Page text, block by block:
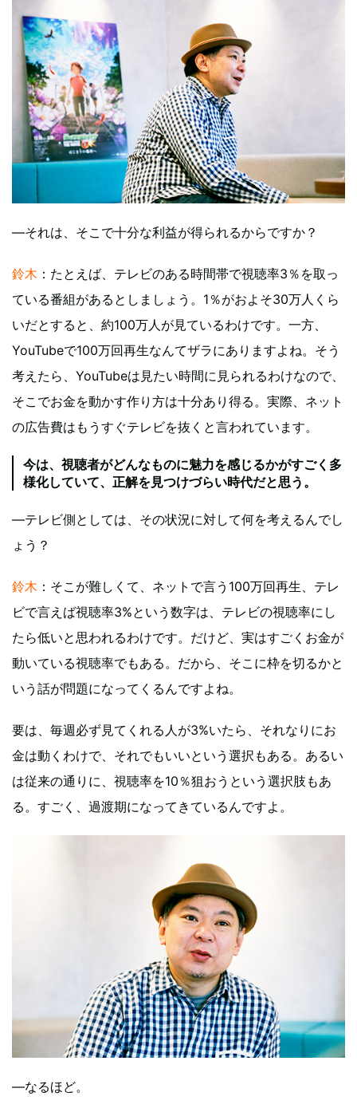
―それは、そこで十分な利益が得られるからですか？
鈴木 ：たとえば、テレビのある時間帯で視聴率3％を取っ
ている番組があるとしましょう。1％がおよそ30万人くら
いだとすると、約100万人が見ているわけです。一方、
YouTubeで100万回再生なんてザラにありますよね。そう
考えたら、YouTubeは見たい時間に見られるわけなので、
そこでお金を動かす作り方は十分あり得る。実際、ネット
の広告費はもうすぐテレビを抜くと言われています。
今は、視聴者がどんなものに魅力を感じるかがすごく多
様化していて、正解を見つけづらい時代だと思う。
―テレビ側としては、その状況に対して何を考えるんでし
ょう？
鈴木 ：そこが難しくて、ネットで言う100万回再生、テレ
ビで言えば視聴率3%という数字は、テレビの視聴率にし
たら低いと思われるわけです。だけど、実はすごくお金が
動いている視聴率でもある。だから、そこに枠を切るかと
いう話が問題になってくるんですよね。
要は、毎週必ず見てくれる人が3%いたら、それなりにお
金は動くわけで、それでもいいという選択もある。あるい
は従来の通りに、視聴率を10％狙おうという選択肢もあ
る。すごく、過渡期になってきているんですよ。
―なるほど。